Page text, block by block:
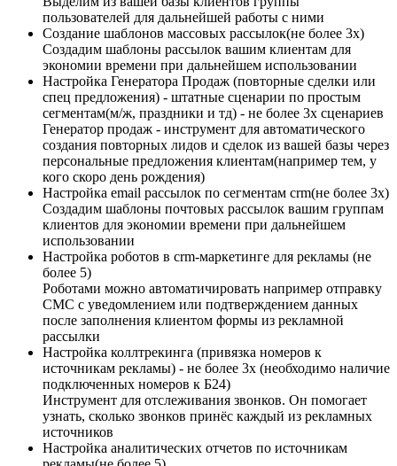
пользователей для дальнейшей работы с ними
Создание шаблонов массовых рассылок(не более 3х)​
Создадим шаблоны рассылок вашим клиентам для
экономии времени при дальнейшем использовании
Настройка Генератора Продаж (повторные сделки или
спец предложения) - штатные сценарии по простым
сегментам(м/ж, праздники и тд) - не более 3х сценариев
Генератор продаж - инструмент для автоматического
создания повторных лидов и сделок из вашей базы через
персональные предложения клиентам(например тем, у
кого скоро день рождения)
Настройка email рассылок по сегментам crm(не более 3х)
Создадим шаблоны почтовых рассылок вашим группам
клиентов для экономии времени при дальнейшем
использовании
Настройка роботов в crm-маркетинге для рекламы (не
более 5)
Роботами можно автоматичировать например отправку
СМС с уведомлением или подтверждением данных
после заполнения клиентом формы из рекламной
рассылки
Настройка коллтрекинга (привязка номеров к
источникам рекламы) - не более 3х (необходимо наличие
подключенных номеров к Б24)
Инструмент для отслеживания звонков. Он помогает
узнать, сколько звонков принёс каждый из рекламных
источников
Настройка аналитических отчетов по источникам